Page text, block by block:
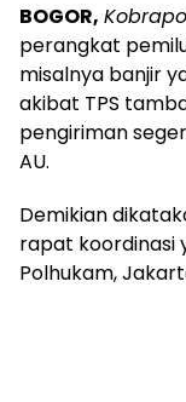
BOGOR,
perangkat
misalnya banjir
akibat TPS
pengiriman
AU.
Demikian
rapat koordinasi
Polhukam,